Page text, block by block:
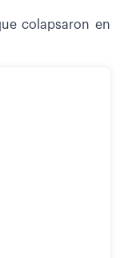
colapsaron en